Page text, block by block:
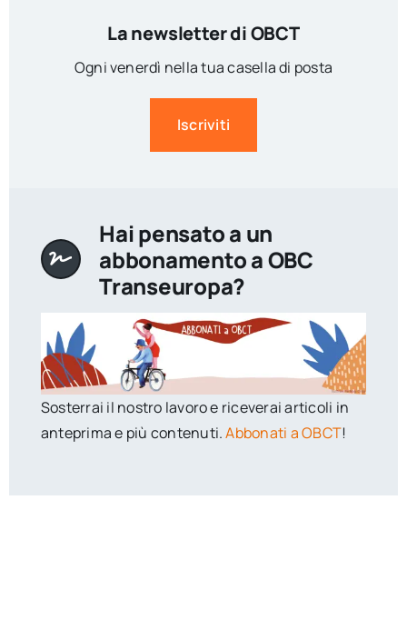
La newsletter di OBCT
Ogni venerdì nella tua casella di posta
Iscriviti
Hai pensato a un
abbonamento a OBC
Transeuropa?
Sosterrai il nostro lavoro e riceverai articoli in
anteprima e più contenuti.Abbonati a OBCT!